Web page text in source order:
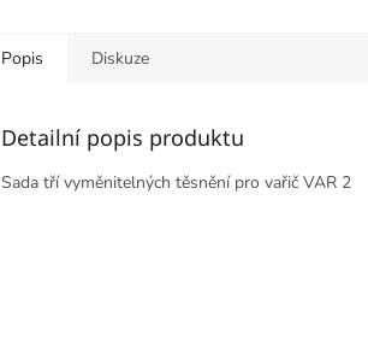
Popis Diskuze
Detailní popis produktu
Sada tří vyměnitelných těsnění pro vařič VAR 2